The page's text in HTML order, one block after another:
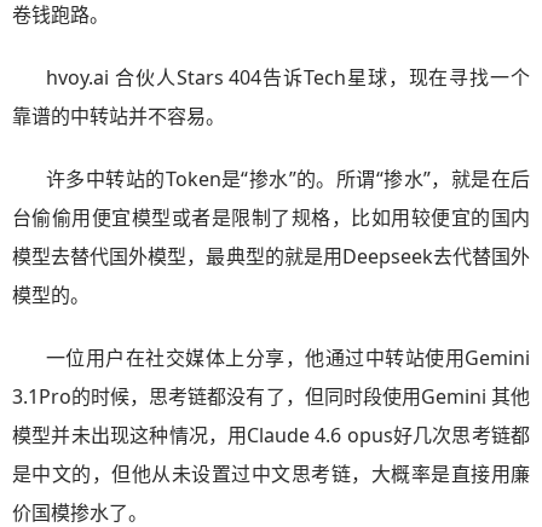
卷钱跑路。
hvoy.ai 合伙人Stars 404告诉Tech星球，现在寻找一个
靠谱的中转站并不容易。
许多中转站的Token是“掺水”的。所谓“掺水”，就是在后
台偷偷用便宜模型或者是限制了规格，比如用较便宜的国内
模型去替代国外模型，最典型的就是用Deepseek去代替国外
模型的。
一位用户在社交媒体上分享，他通过中转站使用Gemini
3.1Pro的时候，思考链都没有了，但同时段使用Gemini 其他
模型并未出现这种情况，用Claude 4.6 opus好几次思考链都
是中文的，但他从未设置过中文思考链，大概率是直接用廉
价国模掺水了。